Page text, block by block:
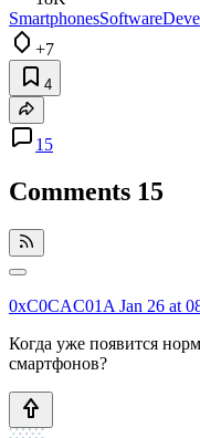
SmartphonesSoftware
+7
4
15
Comments 15
0xC0CAC01A Jan 26 at
Когда уже появится
смартфонов?